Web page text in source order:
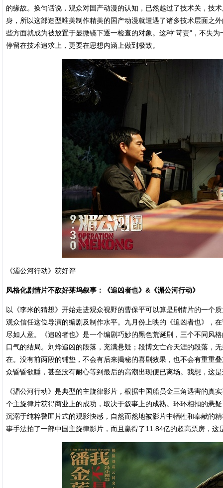
的缘故。换句话说，观众对国产动漫的认知，已然越过了技术关，技
身，所以这部造型唯美制作精美的国产动漫就遭遇了诸多技术层面之
些方面就成为被放置于显微镜下逐一检查的对象。这种“苛责”，不失
停留在技术追求上，更要在思想内涵上做到极致。
《湄公河行动》获好评
风格化剧情片不敌好莱坞叙事：《追凶者也》&《湄公河行动》
以《李米的猜想》开始走进观众视野的曹保平可以算是剧情片的一个
观众信任这位导演的编剧及制作水平。九月份上映的《追凶者也》，
尽如人意。《追凶者也》是一个编剧巧妙的黑色荒诞剧，三个不同风
口气的结局。刘烨追凶的段落，充满悬疑；段博文亡命天涯的段落，
在。没有前两段的铺垫，不会有后来揭秘的喜剧效果，也不会有重重
众昏昏欲睡，甚至没有耐心等到最后的高潮出现便已离场。我想，这
《湄公河行动》是典型的主旋律影片，根据中国船员金三角遇害的真
个主旋律片获得商业上的成功，取决于叙事上的成熟。环环相扣的悬
沉溺于纯粹警匪片式的观影快感，自然而然地被影片中牺牲和奉献的
事手法拍了一部中国主旋律影片，而且赢得了11.84亿的超高票房，这